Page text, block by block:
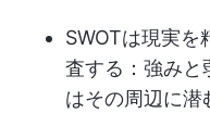
SWOTは現実を
査する：強みと
はその周辺に潜